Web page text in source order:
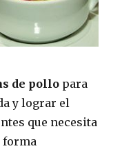
de pollo para
y lograr el
que necesita
forma